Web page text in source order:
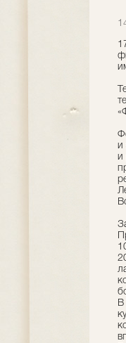
и
и
В